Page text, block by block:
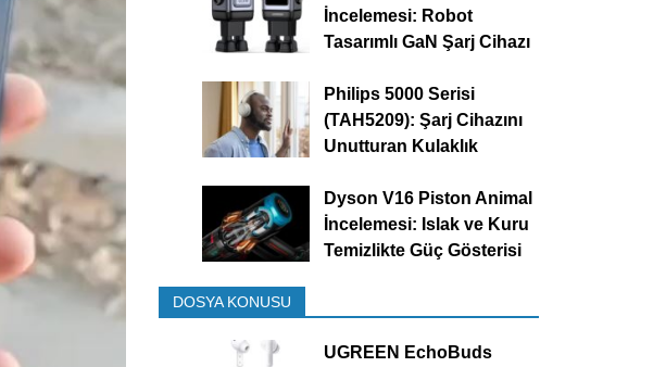
İncelemesi: Robot
Tasarımlı GaN Şarj Cihazı
Philips 5000 Serisi
(TAH5209): Şarj Cihazını
Unutturan Kulaklık
Dyson V16 Piston Animal
İncelemesi: Islak ve Kuru
Temizlikte Güç Gösterisi
DOSYA KONUSU
UGREEN EchoBuds